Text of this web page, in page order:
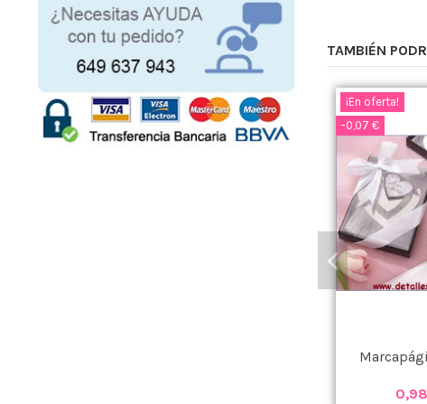
TAMBIÉN
¡En oferta!
-0,07 €